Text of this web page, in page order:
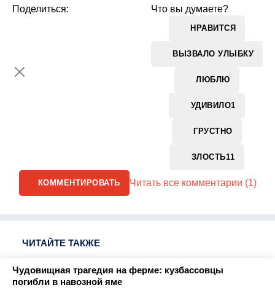
Что вы думаете?
НРАВИТСЯ
ВЫЗВАЛО УЛЫБКУ
ЛЮБЛЮ
УДИВИЛО1
ГРУСТНО
ЗЛОСТЬ11
Поделиться:
КОММЕНТИРОВАТЬ Читать все комментарии (1)
ЧИТАЙТЕ ТАКЖЕ
Чудовищная трагедия на ферме: кузбассовцы
погибли в навозной яме